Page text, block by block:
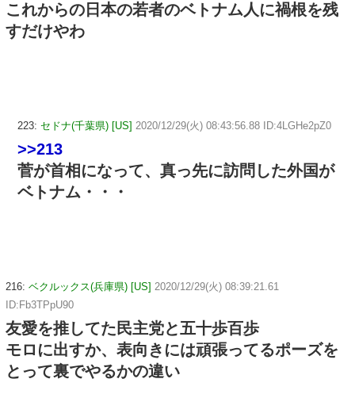
これからの日本の若者のベトナム人に禍根を残
すだけやわ
223: セドナ(千葉県) [US] 2020/12/29(火) 08:43:56.88 ID:4LGHe2pZ0
>>213
菅が首相になって、真っ先に訪問した外国が
ベトナム・・・
216: ベクルックス(兵庫県) [US] 2020/12/29(火) 08:39:21.61
ID:Fb3TPpU90
友愛を推してた民主党と五十歩百歩
モロに出すか、表向きには頑張ってるポーズを
とって裏でやるかの違い